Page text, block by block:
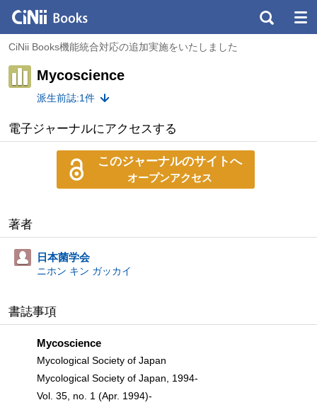
CiNii Books機能統合対応の追加実施をいたしました
Mycoscience
派生前誌:1件
電子ジャーナルにアクセスする
このジャーナルのサイトへ
オープンアクセス
著者
日本菌学会
ニホン キン ガッカイ
書誌事項
Mycoscience
Mycological Society of Japan
Mycological Society of Japan, 1994-
Vol. 35, no. 1 (Apr. 1994)-